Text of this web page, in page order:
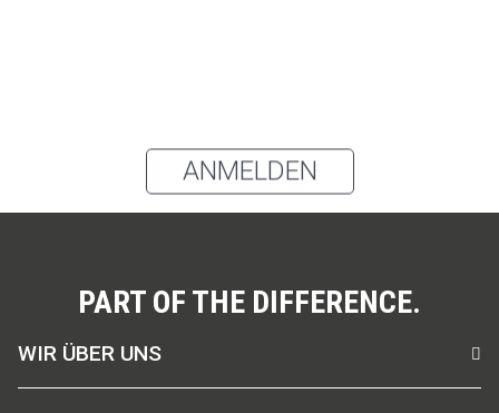
ANMELDEN
PART OF THE DIFFERENCE.
WIR ÜBER UNS